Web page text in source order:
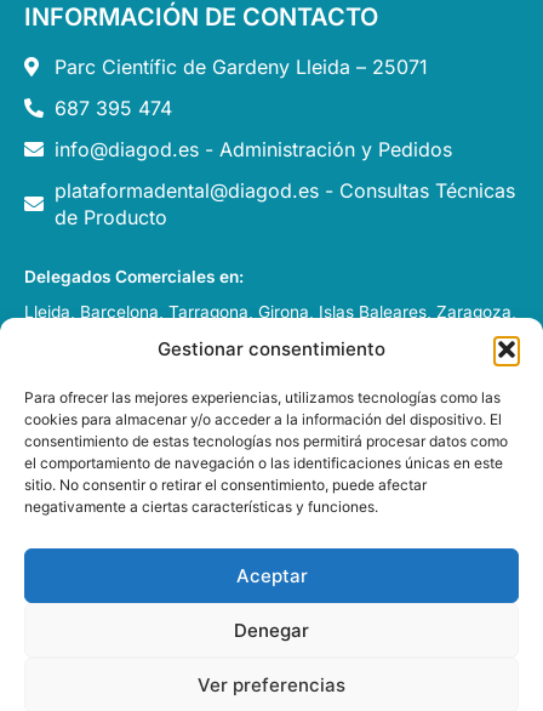
Gestionar consentimiento
Para ofrecer las mejores experiencias, utilizamos tecnologías como las
cookies para almacenar y/o acceder a la información del dispositivo. El
consentimiento de estas tecnologías nos permitirá procesar datos como
el comportamiento de navegación o las identificaciones únicas en este
sitio. No consentir o retirar el consentimiento, puede afectar
negativamente a ciertas características y funciones.
Aceptar
Denegar
Ver preferencias
INFORMACIÓN DE CONTACTO
Parc Científic de Gardeny Lleida – 25071
687 395 474
info@diagod.es - Administración y Pedidos
plataformadental@diagod.es - Consultas Técnicas
de Producto
Delegados Comerciales en:
Lleida, Barcelona, Tarragona, Girona, Islas Baleares, Zaragoza,
Huesca, Pamplona y Andorra.
Italia, Francia y Portugal
DIAGOD GRUP S.L. – 2026 –Desarrollado por